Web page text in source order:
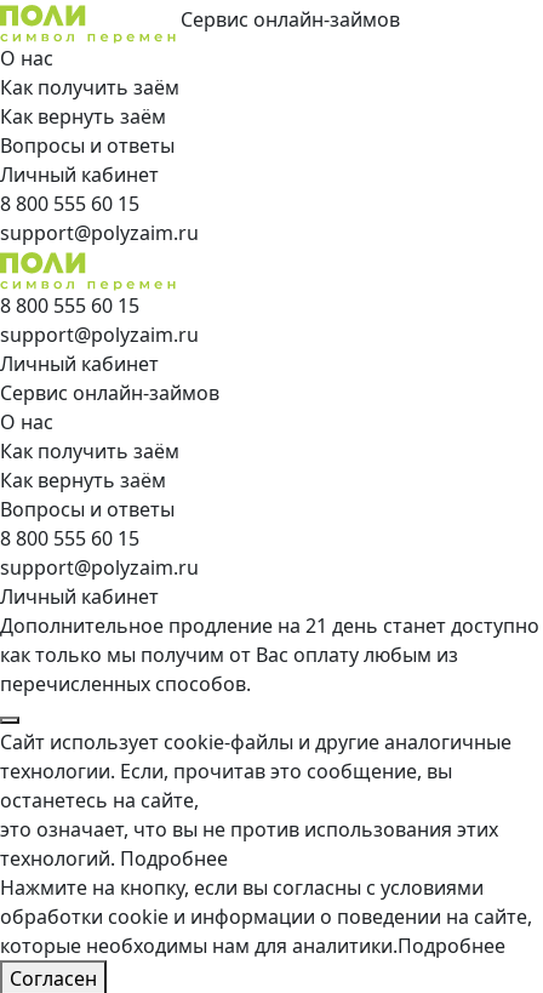
Сервис онлайн-займов
О нас
Как получить заём
Как вернуть заём
Вопросы и ответы
Личный кабинет
8 800 555 60 15
support@polyzaim.ru
8 800 555 60 15
support@polyzaim.ru
Личный кабинет
Сервис онлайн-займов
О нас
Как получить заём
Как вернуть заём
Вопросы и ответы
8 800 555 60 15
support@polyzaim.ru
Личный кабинет
Дополнительное продление на 21 день станет доступно
как только мы получим от Вас оплату любым из
перечисленных способов.
Сайт использует cookie-файлы и другие аналогичные
технологии. Если, прочитав это сообщение, вы
останетесь на сайте,
это означает, что вы не против использования этих
технологий. Подробнее
Нажмите на кнопку, если вы согласны с условиями
обработки cookie и информации о поведении на сайте,
которые необходимы нам для аналитики.Подробнее
Согласен